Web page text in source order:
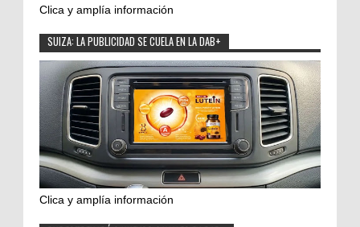
Clica y amplía información
SUIZA: LA PUBLICIDAD SE CUELA EN LA DAB+
Clica y amplía información